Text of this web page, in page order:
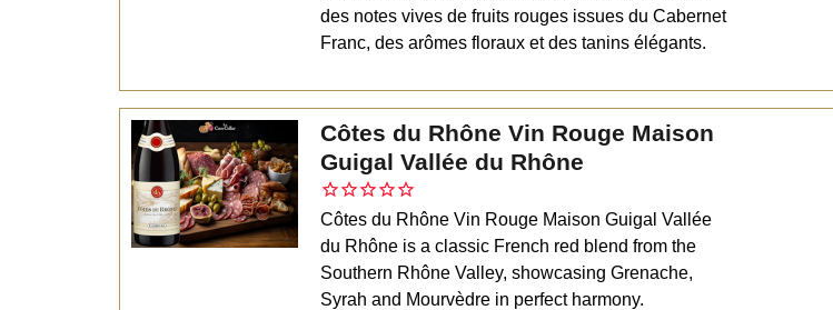
des notes vives de fruits rouges issues du Cabernet
Franc, des arômes floraux et des tanins élégants.
Côtes du Rhône Vin Rouge Maison
Guigal Vallée du Rhône
Côtes du Rhône Vin Rouge Maison Guigal Vallée
du Rhône is a classic French red blend from the
Southern Rhône Valley, showcasing Grenache,
Syrah and Mourvèdre in perfect harmony.